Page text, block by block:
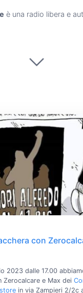
è una radio libera e
con
2023 dalle 17.00
e Max dei
in via Zampieri 2/2c